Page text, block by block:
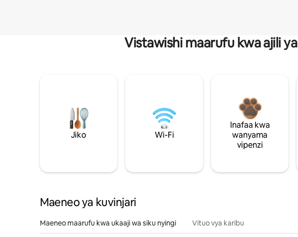
Vistawishi maarufu kwa ajili
Jiko Wi-Fi
Inafaa kwa
wanyama
vipenzi
Maeneo ya kuvinjari
Maeneo maarufu kwa ukaaji wa siku nyingi Vituo vya karibu